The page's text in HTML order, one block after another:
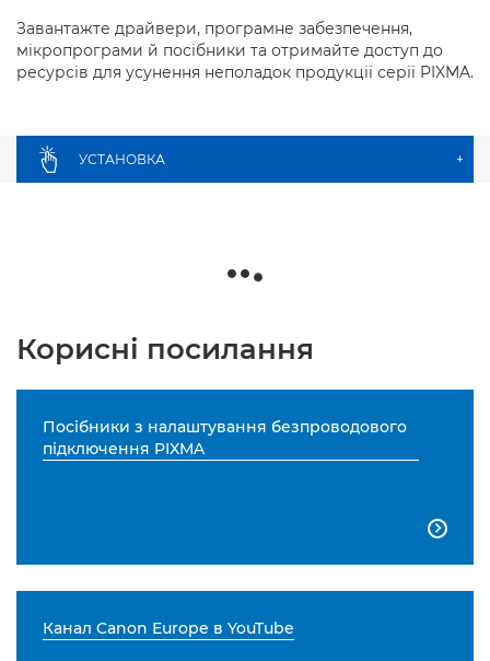
Завантажте драйвери, програмне забезпечення,
мікропрограми й посібники та отримайте доступ до
ресурсів для усунення неполадок продукції серії PIXMA.
УСТАНОВКА +
Корисні посилання
Посібники з налаштування безпроводового
підключення PIXMA

Канал Canon Europe в YouTube